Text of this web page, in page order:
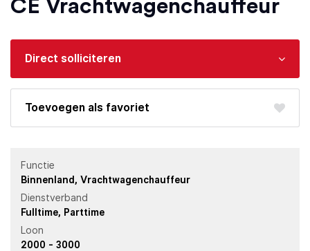
CE Vrachtwagen­chauffeur
Direct solliciteren
favoriet
Functie
Binnenland
Vrachtwagenchauffeur
Dienstverband
Fulltime
Parttime
Loon
2000 - 3000